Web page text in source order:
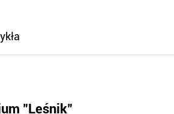
"Leśnik"